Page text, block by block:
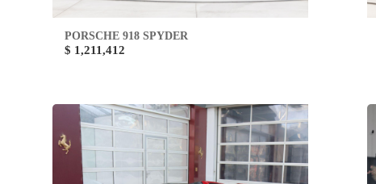
PORSCHE 918 SPYDER
$ 1,211,412